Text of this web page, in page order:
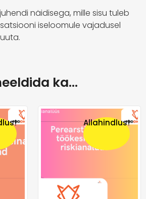
näidisega, mille sisu tuleb
iseloomule vajadusel
ka…
Allahindlus!